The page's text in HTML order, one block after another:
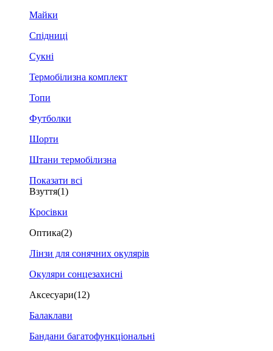
Майки
Спідниці
Сукні
Термобілизна комплект
Топи
Футболки
Шорти
Штани термобілизна
Показати всі
Взуття(1)
Кросівки
Оптика(2)
Лінзи для сонячних окулярів
Окуляри сонцезахисні
Аксесуари(12)
Балаклави
Бандани багатофункціональні